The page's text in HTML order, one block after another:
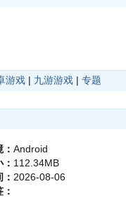
游戏 | 九游游戏 | 专题
Android
112.34MB
2026-08-06